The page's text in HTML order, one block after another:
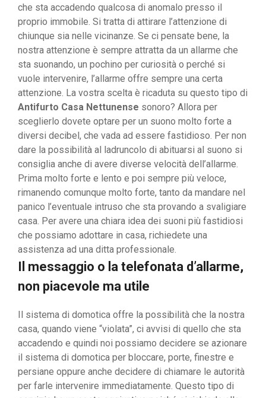
che sta accadendo qualcosa di anomalo presso il
proprio immobile. Si tratta di attirare l’attenzione di
chiunque sia nelle vicinanze. Se ci pensate bene, la
nostra attenzione è sempre attratta da un allarme che
sta suonando, un pochino per curiosità o perché si
vuole intervenire, l’allarme offre sempre una certa
attenzione. La vostra scelta è ricaduta su questo tipo di
Antifurto Casa Nettunense sonoro? Allora per
sceglierlo dovete optare per un suono molto forte a
diversi decibel, che vada ad essere fastidioso. Per non
dare la possibilità al ladruncolo di abituarsi al suono si
consiglia anche di avere diverse velocità dell’allarme.
Prima molto forte e lento e poi sempre più veloce,
rimanendo comunque molto forte, tanto da mandare nel
panico l’eventuale intruso che sta provando a svaligiare
casa. Per avere una chiara idea dei suoni più fastidiosi
che possiamo adottare in casa, richiedete una
assistenza ad una ditta professionale.
Il messaggio o la telefonata d’allarme,
non piacevole ma utile
Il sistema di domotica offre la possibilità che la nostra
casa, quando viene “violata”, ci avvisi di quello che sta
accadendo e quindi noi possiamo decidere se azionare
il sistema di domotica per bloccare, porte, finestre e
persiane oppure anche decidere di chiamare le autorità
per farle intervenire immediatamente. Questo tipo di